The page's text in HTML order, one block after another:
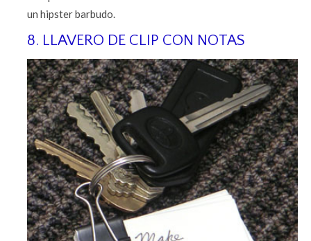
un hipster barbudo.
8. LLAVERO DE CLIP CON NOTAS